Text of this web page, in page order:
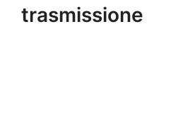
trasmissione